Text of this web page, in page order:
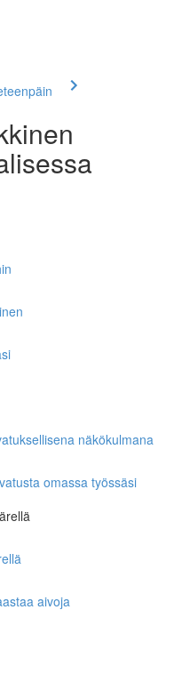
näkökulmana
omassa työssäsi
aivoja